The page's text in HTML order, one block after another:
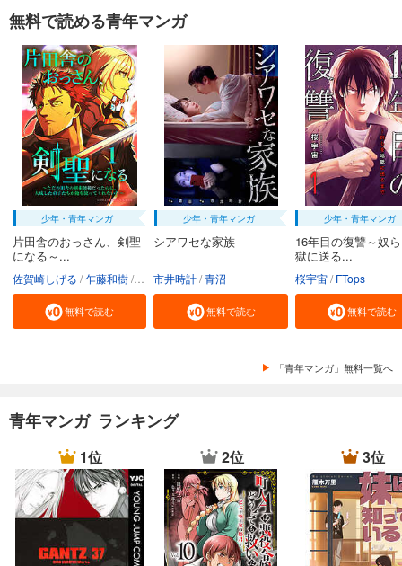
無料で読める青年マンガ
少年・青年マンガ
片田舎のおっさん、剣聖
になる～...
佐賀崎しげる 乍藤和樹 鍋島テツヒロ
無料で読む
少年・青年マンガ
シアワセな家族
市井時計 青沼
無料で読む
少年・青年マンガ
16年目の復讐～奴
獄に送る...
桜宇宙 FTops
無料で読む
「青年マンガ」無料一覧へ
青年マンガ ランキング
1位 2位 3位